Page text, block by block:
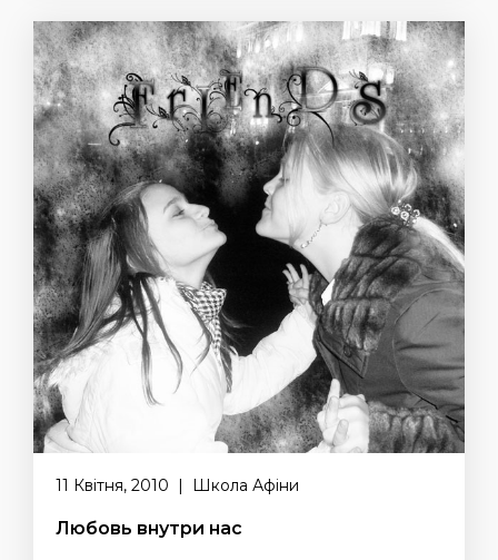
11 Квітня, 2010 | Школа Афіни
Любовь внутри нас